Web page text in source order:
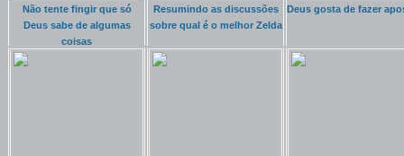
Não tente fingir que só
Deus sabe de algumas
coisas
Resumindo as discussões
sobre qual é o melhor Zelda
Deus gosta de fazer